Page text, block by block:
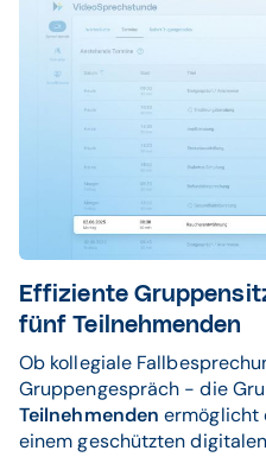
Effiziente
fünf Teilnehmenden
Ob kollegiale
Gruppengespräch - die
Teilnehmenden ermöglicht
einem geschützten